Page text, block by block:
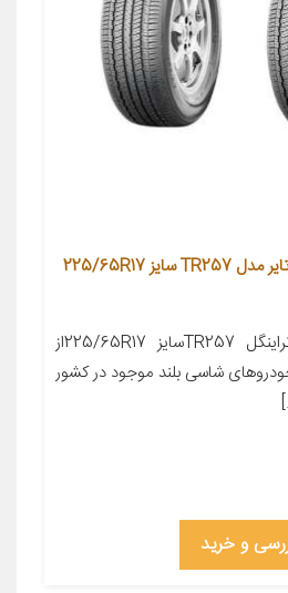
لاستیک خودرو تراینگل تایر مدل TR257 سایز 225/65R17
معرفی محصول تایر تراینگل TR257سایز 225/65R17از
شاسی بلند موجود در کشور
و خرید